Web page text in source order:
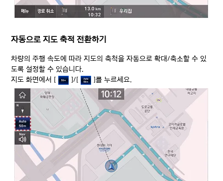
자동으로 지도 축적 전환하기
차량의 주행 속도에 따라 지도의 축척을 자동으로 확대/축소할 수 있
도록 설정할 수 있습니다.
지도 화면에서 [
]/[ ]를 누르세요.